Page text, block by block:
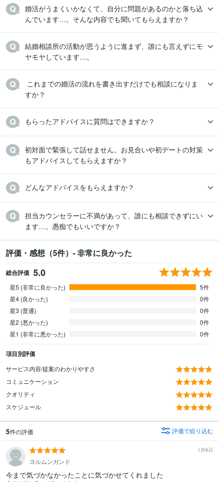
婚活がうまくいかなくて、自分に問題があるのかと落ち込
んでいます…。そんな内容でも聞いてもらえますか？
結婚相談所の活動が思うように進まず、誰にも言えずにモ
ヤモヤしています…。
すか？
もらったアドバイスに質問はできますか？
初対面で緊張して話せません。お見合いや初デートの対策
もアドバイスしてもらえますか？
どんなアドバイスをもらえますか？
担当カウンセラーに不満があって、誰にも相談できずにい
ます…。愚痴でもいいですか？
評価・感想（5件）- 非常に良かった
総合評価 5.0
星5 (非常に良かった)
5件
星4 (良かった)
0件
星3 (普通)
0件
星2 (悪かった)
0件
星1 (非常に悪かった)
0件
項目別評価
サービス内容/提案のわかりやすさ
コミュニケーション
クオリティ
スケジュール
5件の評価 評価で絞り込む
1月6日
ヨルムンガンド
今まで気づかなかったことに気づかせてくれました